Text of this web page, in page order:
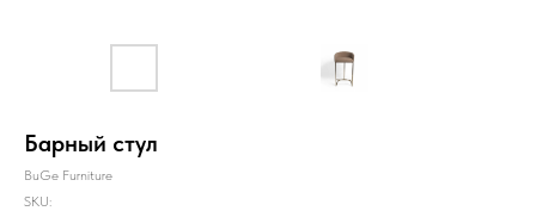
Барный стул
BuGe Furniture
SKU: